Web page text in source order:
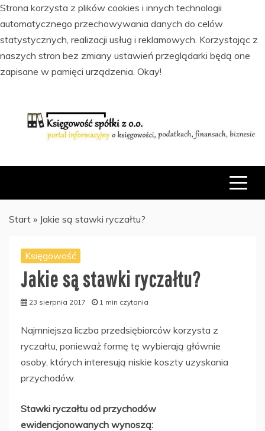
Strona korzysta z plików cookies i innych technologii
automatycznego przechowywania danych do celów
statystycznych, realizacji usług i reklamowych. Korzystając z
naszych stron bez zmiany ustawień przeglądarki będą one
zapisane w pamięci urządzenia. Okay!
FINANSACH I BIZNESIE
Start » Jakie są stawki ryczałtu?
Księgowość
Jakie są stawki ryczałtu?
23 sierpnia 2017 1 min czytania
Najmniejsza liczba przedsiębiorców korzysta z
ryczałtu, ponieważ formę tę wybierają głównie
osoby, których interesują niskie koszty uzyskania
przychodów.
Stawki ryczałtu od przychodów
ewidencjonowanych wynoszą: